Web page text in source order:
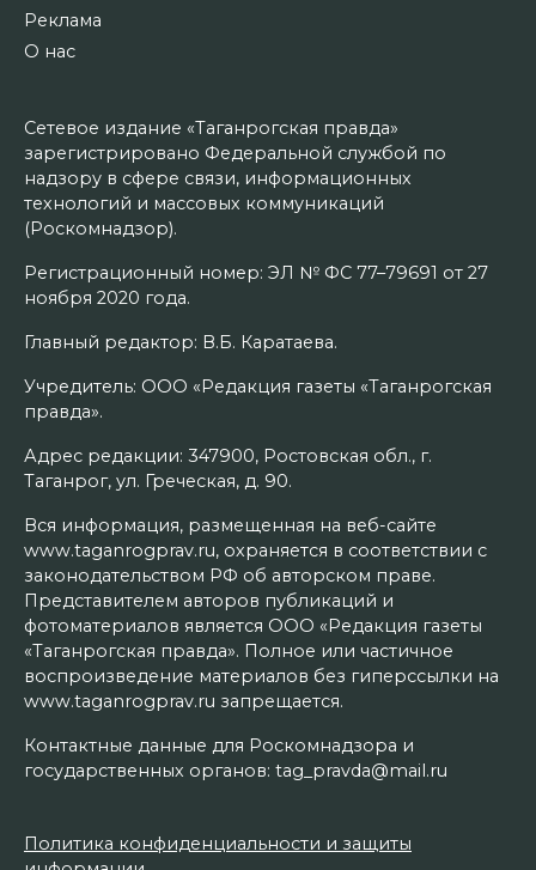
Реклама
О нас
Сетевое издание «Таганрогская правда»
зарегистрировано Федеральной службой по
надзору в сфере связи, информационных
технологий и массовых коммуникаций
(Роскомнадзор).
Регистрационный номер: ЭЛ № ФС 77–79691 от 27
ноября 2020 года.
Главный редактор: В.Б. Каратаева.
Учредитель: ООО «Редакция газеты «Таганрогская
правда».
Адрес редакции: 347900, Ростовская обл., г.
Таганрог, ул. Греческая, д. 90.
Вся информация, размещенная на веб-сайте
www.taganrogprav.ru, охраняется в соответствии с
законодательством РФ об авторском праве.
Представителем авторов публикаций и
фотоматериалов является ООО «Редакция газеты
«Таганрогская правда». Полное или частичное
воспроизведение материалов без гиперссылки на
www.taganrogprav.ru запрещается.
Контактные данные для Роскомнадзора и
государственных органов: tag_pravda@mail.ru
Политика конфиденциальности и защиты